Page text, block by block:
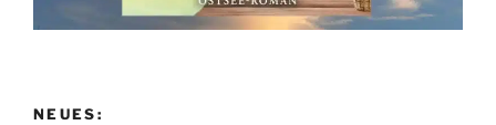
NEUES: